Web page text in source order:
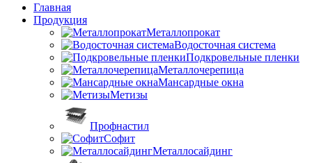
Главная
Продукция
Металлопрокат
Водосточная система
Подкровельные пленки
Металлочерепица
Мансардные окна
Метизы
Профнастил
Софит
Металлосайдинг